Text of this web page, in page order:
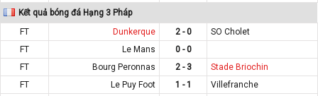
Kết quả bóng đá Hạng 3 Pháp
FT
Dunkerque 2 - 0
SO Cholet
FT
Le Mans
0 - 0
FT
Bourg Peronnas 2 - 3
Stade Briochin
FT
Le Puy Foot 1 - 1
Villefranche